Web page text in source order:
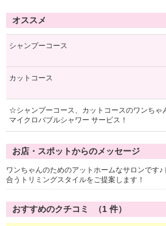
オススメ
シャンプーコース
カットコース
☆シャンプーコース、カットコースのワンちゃ
マイクロバブルシャワー サービス！
お店・スポットからのメッセージ
ワンちゃんのためのアットホームなサロンです
合うトリミングスタイルをご提案します！
おすすめのクチコミ （1 件）